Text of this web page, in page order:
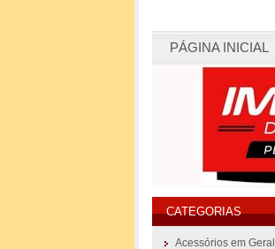
PÁGINA INICIAL
CATEGORIAS
Acessórios em Geral